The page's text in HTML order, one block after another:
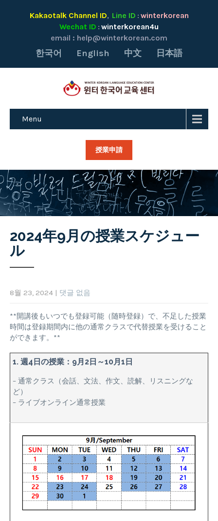
Kakaotalk Channel ID, Line ID : winterkorean
Wechat ID : winterkorean4u
email : help@winterkorean.com
한국어 English 中文 日本語
Menu
授業申請
2024年9月の授業スケジュー
ル
8월 23, 2024 | 댓글 없음
**開講後もいつでも登録可能（随時登録）で、不足した授業
時間は登録期間内に他の通常クラスで代替授業を受けること
ができます。**
1. 週4日の授業：9月2日～10月1日
– 通常クラス（会話、文法、作文、読解、リスニングな
ど）
– ライブオンライン通常授業